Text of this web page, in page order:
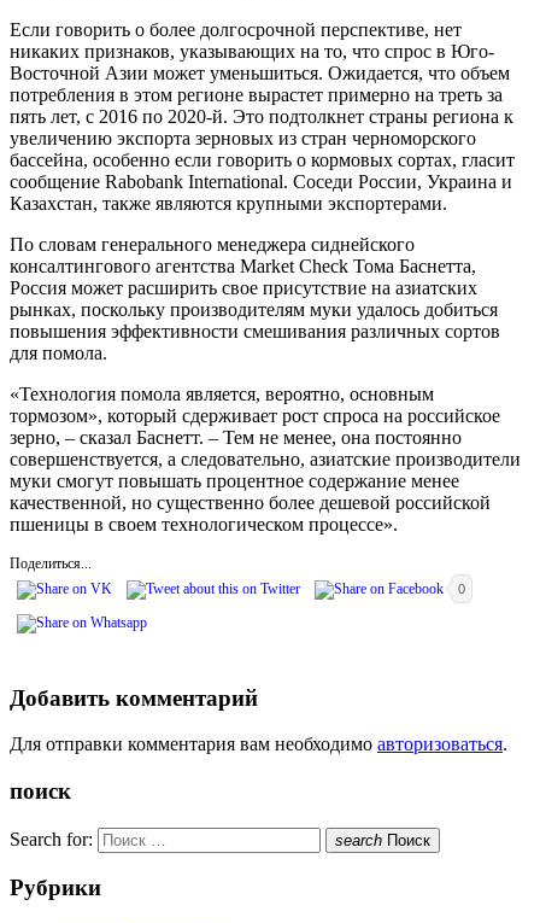
Если говорить о более долгосрочной перспективе, нет
никаких признаков, указывающих на то, что спрос в Юго-
Восточной Азии может уменьшиться. Ожидается, что объем
потребления в этом регионе вырастет примерно на треть за
пять лет, с 2016 по 2020-й. Это подтолкнет страны региона к
увеличению экспорта зерновых из стран черноморского
бассейна, особенно если говорить о кормовых сортах, гласит
сообщение Rabobank International. Соседи России, Украина и
Казахстан, также являются крупными экспортерами.
По словам генерального менеджера сиднейского
консалтингового агентства Market Check Тома Баснетта,
Россия может расширить свое присутствие на азиатских
рынках, поскольку производителям муки удалось добиться
повышения эффективности смешивания различных сортов
для помола.
«Технология помола является, вероятно, основным
тормозом», который сдерживает рост спроса на российское
зерно, – сказал Баснетт. – Тем не менее, она постоянно
совершенствуется, а следовательно, азиатские производители
муки смогут повышать процентное содержание менее
качественной, но существенно более дешевой российской
пшеницы в своем технологическом процессе».
Поделиться...
0
Добавить комментарий
Для отправки комментария вам необходимо авторизоваться.
поиск
Search for: search Поиск
Рубрики